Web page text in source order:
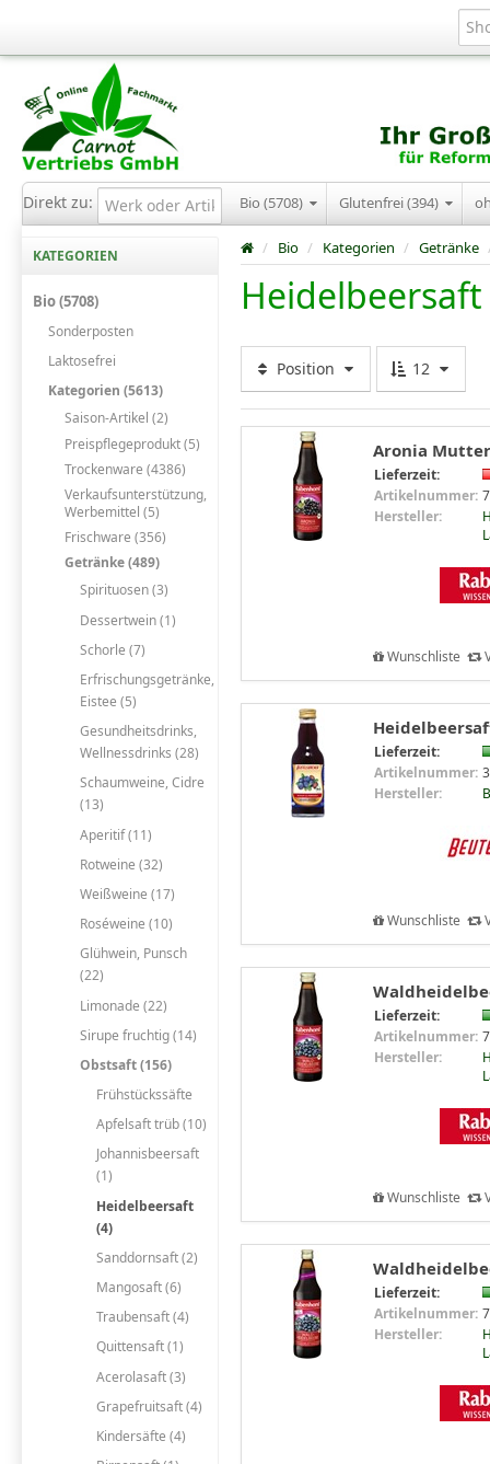
Direkt zu: Bio (5708) Glutenfrei (394)
KATEGORIEN
Bio (5708)
Sonderposten
Laktosefrei
Kategorien (5613)
Saison-Artikel (2)
Preispflegeprodukt (5)
Trockenware (4386)
Verkaufsunterstützung,
Werbemittel (5)
Frischware (356)
Getränke (489)
Spirituosen (3)
Dessertwein (1)
Schorle (7)
Erfrischungsgetränke,
Eistee (5)
Gesundheitsdrinks,
Wellnessdrinks (28)
Schaumweine, Cidre
(13)
Aperitif (11)
Rotweine (32)
Weißweine (17)
Roséweine (10)
Glühwein, Punsch
(22)
Limonade (22)
Sirupe fruchtig (14)
Obstsaft (156)
Frühstückssäfte
Apfelsaft trüb (10)
Johannisbeersaft
(1)
Heidelbeersaft
(4)
Sanddornsaft (2)
Mangosaft (6)
Traubensaft (4)
Quittensaft (1)
Acerolasaft (3)
Grapefruitsaft (4)
Kindersäfte (4)
/ Bio / Kategorien / Getränke
Heidelbeersaft
Position 12
Aronia
Lieferzeit:
Artikelnummer:
Hersteller:
Wunschliste
Lieferzeit:
Artikelnummer:
Hersteller:
Wunschliste
Lieferzeit:
Artikelnummer:
Hersteller:
Wunschliste
Lieferzeit:
Artikelnummer:
Hersteller: